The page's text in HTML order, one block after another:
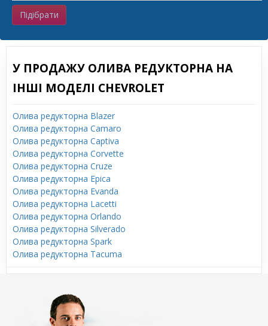
Підібрати
У ПРОДАЖУ ОЛИВА РЕДУКТОРНА НА
ІНШІ МОДЕЛІ CHEVROLET
Олива редукторна Blazer
Олива редукторна Camaro
Олива редукторна Captiva
Олива редукторна Corvette
Олива редукторна Cruze
Олива редукторна Epica
Олива редукторна Evanda
Олива редукторна Lacetti
Олива редукторна Orlando
Олива редукторна Silverado
Олива редукторна Spark
Олива редукторна Tacuma